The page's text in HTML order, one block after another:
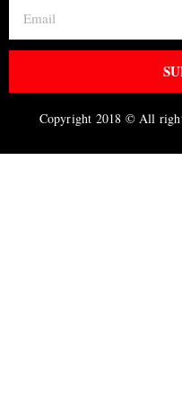
Copyright 2018 © All